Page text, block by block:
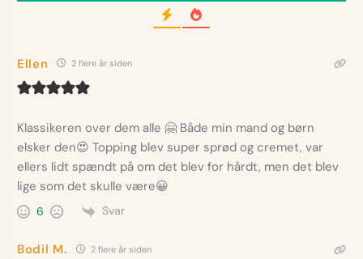
Ellen 2 flere år siden
Klassikeren over dem alle 🤗 Både min mand og børn
elsker den😍 Topping blev super sprød og cremet, var
ellers lidt spændt på om det blev for hårdt, men det blev
lige som det skulle være😀
6 Svar
Bodil M. 2 flere år siden